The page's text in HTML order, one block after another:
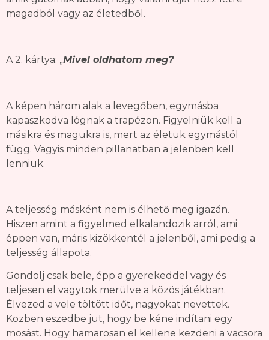
magadból vagy az életedből.
A 2. kártya: „Mivel oldhatom meg?
A képen három alak a levegőben, egymásba
kapaszkodva lógnak a trapézon. Figyelniük kell a
másikra és magukra is, mert az életük egymástól
függ. Vagyis minden pillanatban a jelenben kell
lenniük.
A teljesség másként nem is élhető meg igazán.
Hiszen amint a figyelmed elkalandozik arról, ami
éppen van, máris kizökkentél a jelenből, ami pedig a
teljesség állapota.
Gondolj csak bele, épp a gyerekeddel vagy és
teljesen el vagytok merülve a közös játékban.
Élvezed a vele töltött időt, nagyokat nevettek.
Közben eszedbe jut, hogy be kéne indítani egy
mosást. Hogy hamarosan el kellene kezdeni a vacsora